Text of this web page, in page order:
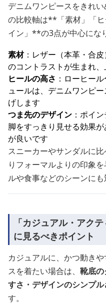
デニムワンピースをきれ
の比較軸は**「素材」「
イン」**の3点が中心にな
素材：レザー（本革・合
のコントラストが生まれ
ヒールの高さ ：ローヒー
ュールは、デニムワンピ
げします
つま先のデザイン ：ポイ
脚をすっきり見せる効果
が良いです
スニーカーやサンダルに
りフォーマルよりの印象
ルや食事などのシーンにも
「カジュアル・アク
に見るべきポイント
カジュアルに、かつ動き
スを着たい場合は、 靴底
すさ・デザインのシンプル
す。